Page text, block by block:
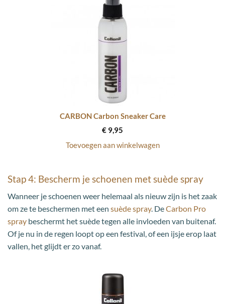
CARBON Carbon Sneaker Care
€ 9,95
Toevoegen aan winkelwagen
Stap 4: Bescherm je schoenen met suède spray
Wanneer je schoenen weer helemaal als nieuw zijn is het zaak
om ze te beschermen met een suède spray. DeCarbon Pro
spray beschermt het suède tegen alle invloeden van buitenaf.
Of je nu in de regen loopt op een festival, of een ijsje erop laat
vallen, het glijdt er zo vanaf.